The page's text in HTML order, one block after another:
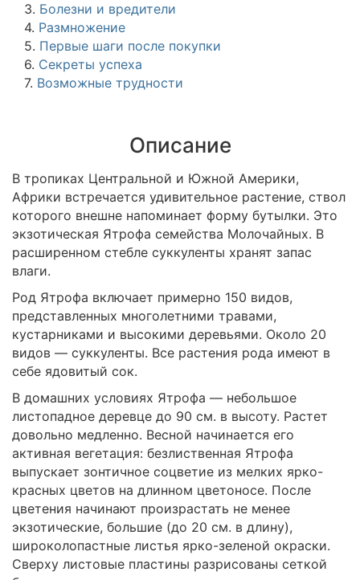
3. Болезни и вредители
4. Размножение
5. Первые шаги после покупки
6. Секреты успеха
7. Возможные трудности
Описание
В тропиках Центральной и Южной Америки,
Африки встречается удивительное растение, ствол
которого внешне напоминает форму бутылки. Это
экзотическая Ятрофа семейства Молочайных. В
расширенном стебле суккуленты хранят запас
влаги.
Род Ятрофа включает примерно 150 видов,
представленных многолетними травами,
кустарниками и высокими деревьями. Около 20
видов — суккуленты. Все растения рода имеют в
себе ядовитый сок.
В домашних условиях Ятрофа — небольшое
листопадное деревце до 90 см. в высоту. Растет
довольно медленно. Весной начинается его
активная вегетация: безлиственная Ятрофа
выпускает зонтичное соцветие из мелких ярко-
красных цветов на длинном цветоносе. После
цветения начинают произрастать не менее
экзотические, большие (до 20 см. в длину),
широколопастные листья ярко-зеленой окраски.
Сверху листовые пластины разрисованы сеткой